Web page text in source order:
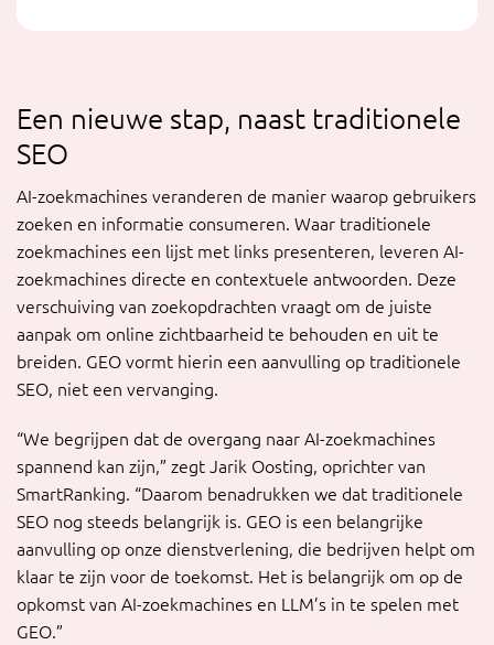
Een nieuwe stap, naast traditionele
SEO
AI-zoekmachines veranderen de manier waarop gebruikers
zoeken en informatie consumeren. Waar traditionele
zoekmachines een lijst met links presenteren, leveren AI-
zoekmachines directe en contextuele antwoorden. Deze
verschuiving van zoekopdrachten vraagt om de juiste
aanpak om online zichtbaarheid te behouden en uit te
breiden. GEO vormt hierin een aanvulling op traditionele
SEO, niet een vervanging.
“We begrijpen dat de overgang naar AI-zoekmachines
spannend kan zijn,” zegt Jarik Oosting, oprichter van
SmartRanking. “Daarom benadrukken we dat traditionele
SEO nog steeds belangrijk is. GEO is een belangrijke
aanvulling op onze dienstverlening, die bedrijven helpt om
klaar te zijn voor de toekomst. Het is belangrijk om op de
opkomst van AI-zoekmachines en LLM’s in te spelen met
GEO.”